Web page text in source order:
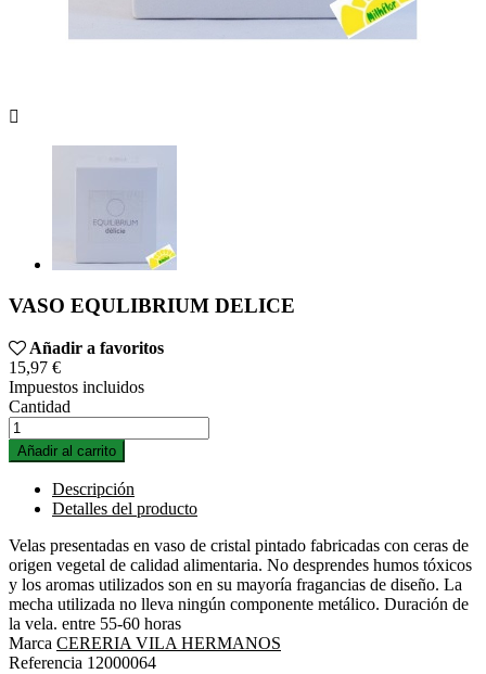

VASO EQULIBRIUM DELICE
Añadir a favoritos
15,97 €
Impuestos incluidos
Cantidad
Añadir al carrito
Descripción
Detalles del producto
Velas presentadas en vaso de cristal pintado fabricadas con ceras de
origen vegetal de calidad alimentaria. No desprendes humos tóxicos
y los aromas utilizados son en su mayoría fragancias de diseño. La
mecha utilizada no lleva ningún componente metálico. Duración de
la vela. entre 55-60 horas
Marca CERERIA VILA HERMANOS
Referencia 12000064